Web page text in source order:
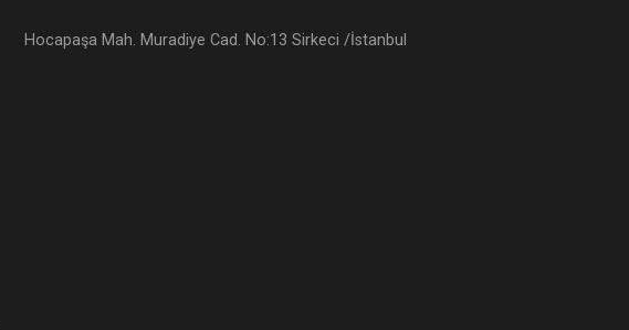
Hocapaşa Mah. Muradiye Cad. No:13 Sirkeci /İstanbul